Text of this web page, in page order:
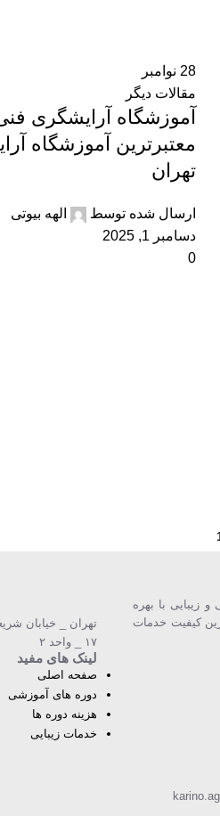
28 نوامبر
مقالات دیگر
آموزشگاه آرایشگری
معتبرترین آموزشگاه
تهران
ارسال شده توسط
الهه بیوتی
دسامبر 1, 2025
0
زیبایی با بهره
كیفیت خدمات
تهران _ خیابان
۱۷ _ واحد ۲
لینک های مفید
صفحه اصلی
دوره های آموزشی
هزینه دوره ها
خدمات زیبایی